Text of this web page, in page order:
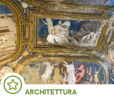
ARCHITETTURA